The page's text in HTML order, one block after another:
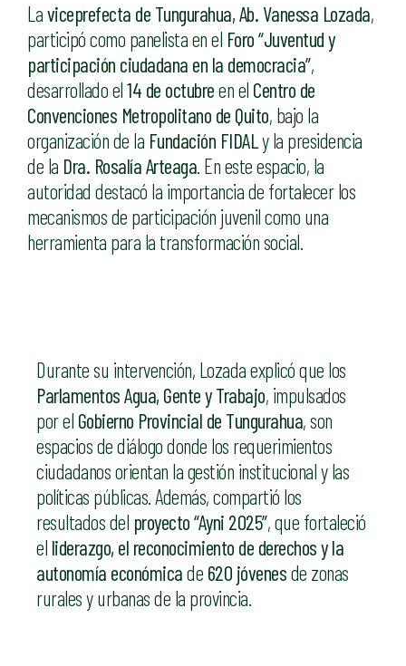
Laviceprefecta de Tungurahua, Ab. Vanessa Lozada,
participó como panelista en el Foro “Juventud y
participación ciudadana en la democracia”,
desarrollado el14 de octubreen el Centro de
Convenciones Metropolitano de Quito, bajo la
organización de la Fundación FIDALy la presidencia
de la Dra. Rosalía Arteaga. En este espacio, la
autoridad destacó la importancia de fortalecer los
mecanismos de participación juvenil como una
herramienta para la transformación social.
Durante su intervención, Lozada explicó que los
Parlamentos Agua, Gente y Trabajo, impulsados
por el Gobierno Provincial de Tungurahua, son
espacios de diálogo donde los requerimientos
ciudadanos orientan la gestión institucional y las
políticas públicas. Además, compartió los
resultados del proyecto “Ayni 2025”, que fortaleció
el liderazgo, el reconocimiento de derechos y la
autonomía económicade 620 jóvenesde zonas
rurales y urbanas de la provincia.